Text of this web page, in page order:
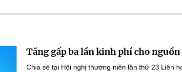
Tăng gấp ba lần kinh phí cho
Chia sẻ tại Hội nghị thường niên lần thứ 23 Liên